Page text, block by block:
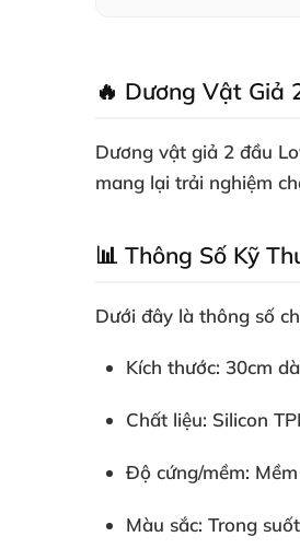
🔥 Dương Vật Giả
Dương vật giả 2 đầu
mang lại trải nghiệm
📊 Thông Số Kỹ
Dưới đây là thông số
Kích thước: 30cm
Chất liệu: Silicon
Độ cứng/mềm:
Màu sắc: Trong